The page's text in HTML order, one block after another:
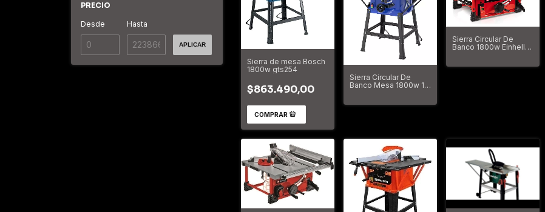
PRECIO
Desde Hasta
APLICAR
Sierra de mesa Bosch
1800w gts254
$863.490,00
Sierra Circular De
Banco Mesa 1800w 10
Sierra Circular De
Banco 1800w Einhell